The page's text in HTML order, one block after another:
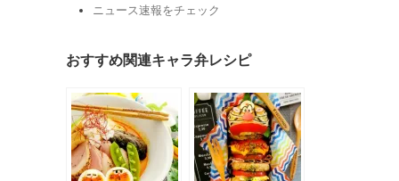
ニュース速報をチェック
おすすめ関連キャラ弁レシピ